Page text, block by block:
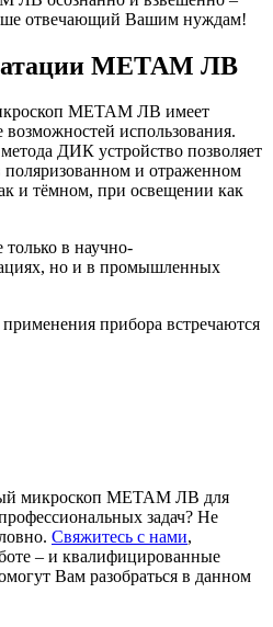
отвечающий Вашим нуждам!
МЕТАМ ЛВ
МЕТАМ ЛВ имеет
возможностей использования.
ДИК устройство позволяет
поляризованном и отраженном
и тёмном, при освещении как
в научно-
но и в промышленных
прибора встречаются
микроскоп МЕТАМ ЛВ для
задач? Не
Свяжитесь с нами,
– и квалифицированные
Вам разобраться в данном